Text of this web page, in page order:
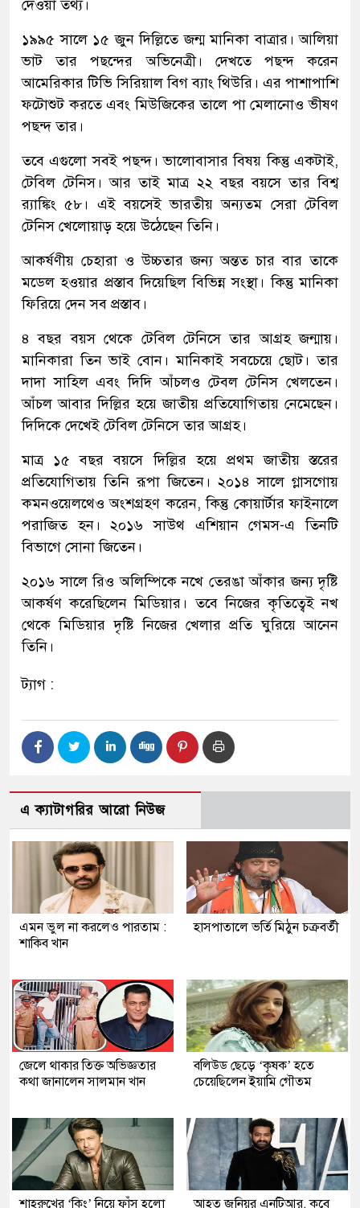
দেওয়া তথ্য।
১৯৯৫ সালে ১৫ জুন দিল্লিতে জন্ম মানিকা বাত্রার। আলিয়া
ভাট তার পছন্দের অভিনেত্রী। দেখতে পছন্দ করেন
আমেরিকার টিভি সিরিয়াল বিগ ব্যাং থিউরি। এর পাশাপাশি
ফটোশুট করতে এবং মিউজিকের তালে পা মেলানোও ভীষণ
পছন্দ তার।
তবে এগুলো সবই পছন্দ। ভালোবাসার বিষয় কিন্তু একটাই,
টেবিল টেনিস। আর তাই মাত্র ২২ বছর বয়সে তার বিশ্ব
র‌্যাঙ্কিং ৫৮। এই বয়সেই ভারতীয় অন্যতম সেরা টেবিল
টেনিস খেলোয়াড় হয়ে উঠেছেন তিনি।
আকর্ষণীয় চেহারা ও উচ্চতার জন্য অন্তত চার বার তাকে
মডেল হওয়ার প্রস্তাব দিয়েছিল বিভিন্ন সংস্থা। কিন্তু মানিকা
ফিরিয়ে দেন সব প্রস্তাব।
৪ বছর বয়স থেকে টেবিল টেনিসে তার আগ্রহ জন্মায়।
মানিকারা তিন ভাই বোন। মানিকাই সবচেয়ে ছোট। তার
দাদা সাহিল এবং দিদি আঁচলও টেবল টেনিস খেলতেন।
আঁচল আবার দিল্লির হয়ে জাতীয় প্রতিযোগিতায় নেমেছেন।
দিদিকে দেখেই টেবিল টেনিসে তার আগ্রহ।
মাত্র ১৫ বছর বয়সে দিল্লির হয়ে প্রথম জাতীয় স্তরের
প্রতিযোগিতায় তিনি রূপা জিতেন। ২০১৪ সালে গ্লাসগোয়
কমনওয়েলথেও অংশগ্রহণ করেন, কিন্তু কোয়ার্টার ফাইনালে
পরাজিত হন। ২০১৬ সাউথ এশিয়ান গেমস-এ তিনটি
বিভাগে সোনা জিতেন।
২০১৬ সালে রিও অলিম্পিকে নখে তেরঙা আঁকার জন্য দৃষ্টি
আকর্ষণ করেছিলেন মিডিয়ার। তবে নিজের কৃতিত্বেই নখ
থেকে মিডিয়ার দৃষ্টি নিজের খেলার প্রতি ঘুরিয়ে আনেন
তিনি।
ট্যাগ :
এ ক্যাটাগরির আরো নিউজ
এমন ভুল না করলেও পারতাম :
শাকিব খান
হাসপাতালে ভর্তি মিঠুন চক্রবর্তী
জেলে থাকার তিক্ত অভিজ্ঞতার
কথা জানালেন সালমান খান
বলিউড ছেড়ে ‘কৃষক’ হতে
চেয়েছিলেন ইয়ামি গৌতম
শাহরুখের ‘কিং’ নিয়ে ফাঁস হলো আহত জুনিয়র এনটিআর, কবে